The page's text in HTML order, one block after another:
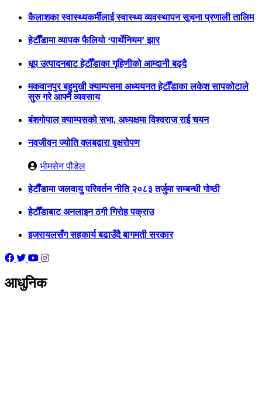
कैलाशका स्वास्थ्यकर्मीलाई स्वास्थ्य व्यवस्थापन सूचना प्रणाली तालिम
हेटौँडामा व्यापक फैलियो ‘पार्थेनियम’ झार
धूप उत्पादनबाट हेटौँडाका गृहिणीको आम्दानी बढ्दै
मकवानपुर बहुमुखी क्याम्पसमा अध्ययनत हेटौँडाका लकेश सापकोटाले
सुरु गरे आफ्नै व्यवसाय
बंशगोपाल क्याम्पसको सभा, अध्यक्षमा विश्वराज राई चयन
नवजीवन ज्योति क्लबद्वारा वृक्षरोपण
भीमसेन पौडेल
हेटाैँडामा जलवायु परिवर्तन नीति २०८३ तर्जुमा सम्बन्धी गोष्ठी
हेटौँडाबाट अनलाइन ठगी गिरोह पक्राउ
इजरायलसँग सहकार्य बढाउँदै बागमती सरकार
आधुनिक